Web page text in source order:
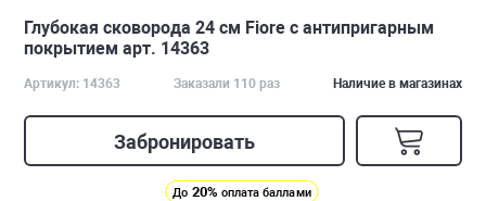
Глубокая сковорода 24 см Fiore с антипригарным
покрытием арт. 14363
Артикул: 14363 Заказали 110 раз Наличие в магазинах
Забронировать
До 20% оплата баллами